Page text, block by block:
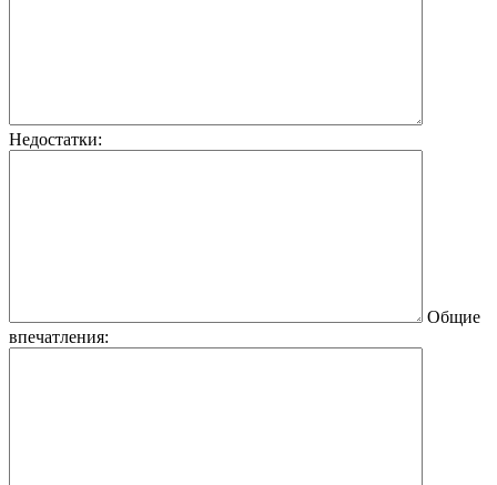
Недостатки:
Общие
впечатления: